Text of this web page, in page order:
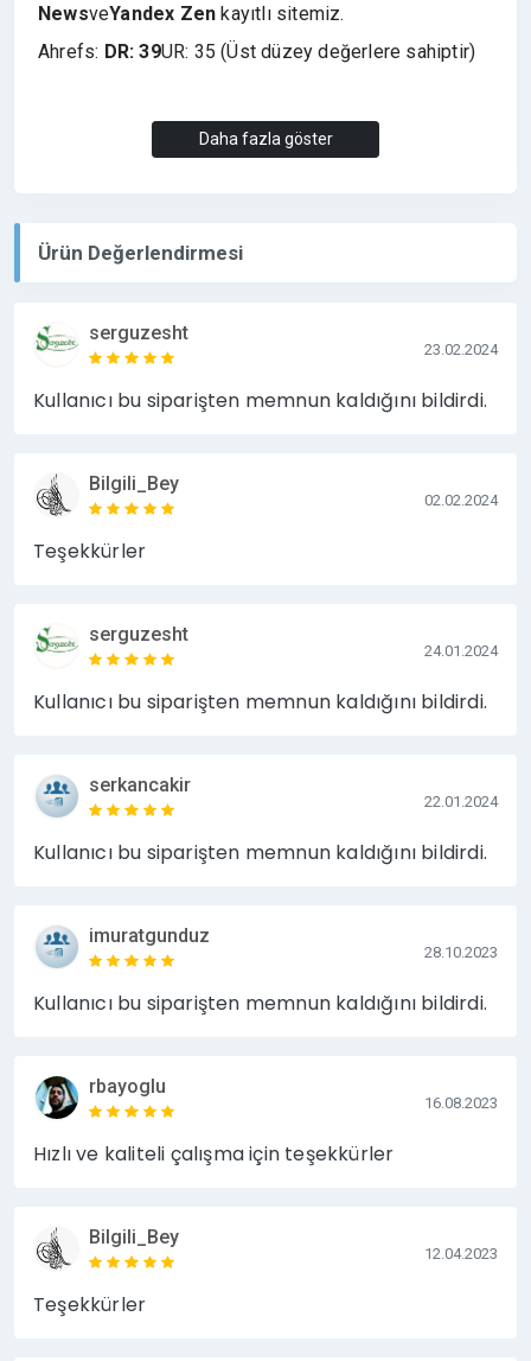
NewsveYandex Zen kayıtlı sitemiz.
Ahrefs: DR: 39UR: 35 (Üst düzey değerlere sahiptir)
İllegal hiç bir site kabul edilmemektedir. Film, Dizi,
oyun indirme, kumar, bahis, büyü, medyum, casino,
Daha fazla göster
Ürün Değerlendirmesi
serguzesht
23.02.2024
Kullanıcı bu siparişten memnun kaldığını bildirdi.
Bilgili_Bey
02.02.2024
Teşekkürler
serguzesht
24.01.2024
Kullanıcı bu siparişten memnun kaldığını bildirdi.
serkancakir
22.01.2024
Kullanıcı bu siparişten memnun kaldığını bildirdi.
imuratgunduz
28.10.2023
Kullanıcı bu siparişten memnun kaldığını bildirdi.
rbayoglu
16.08.2023
Hızlı ve kaliteli çalışma için teşekkürler
Bilgili_Bey
12.04.2023
Teşekkürler